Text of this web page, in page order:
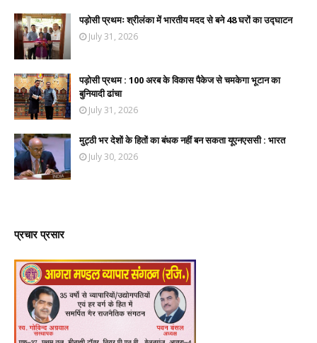
पड़ोसी प्रथमः श्रीलंका में भारतीय मदद से बने 48 घरों का उद्घाटन
July 31, 2026
पड़ोसी प्रथम : 100 अरब के विकास पैकेज से चमकेगा भूटान का
बुनियादी ढांचा
July 31, 2026
मुट्ठी भर देशों के हितों का बंधक नहीं बन सकता यूएनएससी : भारत
July 30, 2026
प्रचार प्रसार